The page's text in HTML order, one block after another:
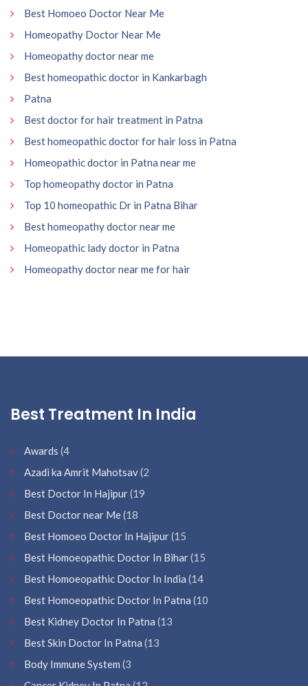
Best Homoeo Doctor Near Me
Homeopathy Doctor Near Me
Homeopathy doctor near me
Best homeopathic doctor in Kankarbagh
Patna
Best doctor for hair treatment in Patna
Best homeopathic doctor for hair loss in Patna
Homeopathic doctor in Patna near me
Top homeopathy doctor in Patna
Top 10 homeopathic Dr in Patna Bihar
Best homeopathy doctor near me
Homeopathic lady doctor in Patna
Homeopathy doctor near me for hair
Best Treatment In India
Awards (4
Azadi ka Amrit Mahotsav(2
Best Doctor In Hajipur(19
Best Doctor near Me(18
Best Homoeo Doctor In Hajipur(15
Best Homoeopathic Doctor In Bihar(15
Best Homoeopathic Doctor In India (14
Best Homoeopathic Doctor In Patna (10
Best Kidney Doctor In Patna (13
Best Skin Doctor In Patna (13
Body Immune System (3